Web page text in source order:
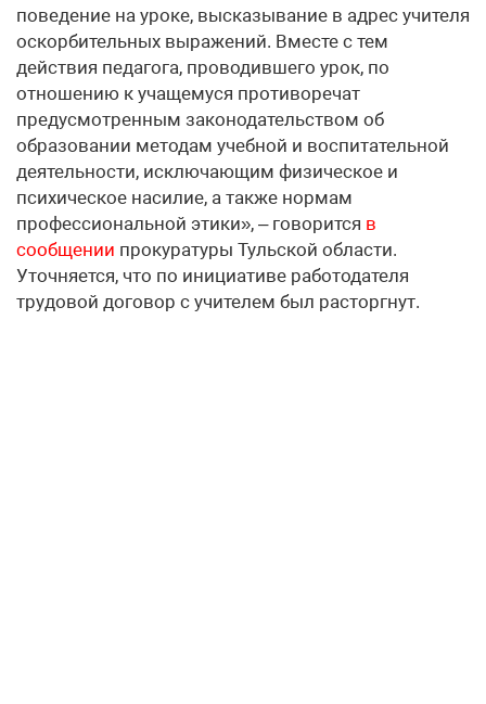
поведение на уроке, высказывание в адрес учителя
оскорбительных выражений. Вместе с тем
действия педагога, проводившего урок, по
отношению к учащемуся противоречат
предусмотренным законодательством об
образовании методам учебной и воспитательной
деятельности, исключающим физическое и
психическое насилие, а также нормам
профессиональной этики», – говорится в
сообщении прокуратуры Тульской области.
Уточняется, что по инициативе работодателя
трудовой договор с учителем был расторгнут.